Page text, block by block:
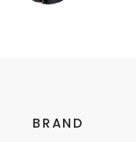
BRAND